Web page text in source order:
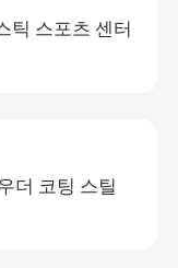
틱 스포츠 센터
더 코팅 스틸